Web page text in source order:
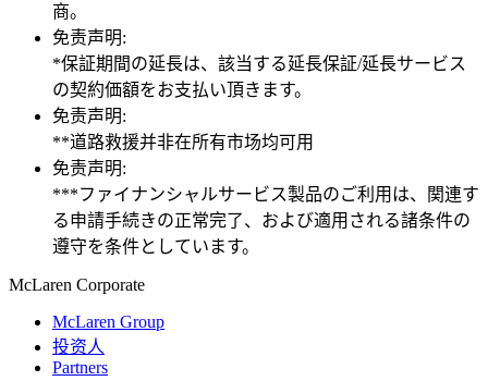
商。
免责声明:
*保証期間の延長は、該当する延長保証/延長サービス
の契約価額をお支払い頂きます。
免责声明:
**道路救援并非在所有市场均可用
免责声明:
***ファイナンシャルサービス製品のご利用は、関連す
る申請手続きの正常完了、および適用される諸条件の
遵守を条件としています。
McLaren Corporate
McLaren Group
投资人
Partners